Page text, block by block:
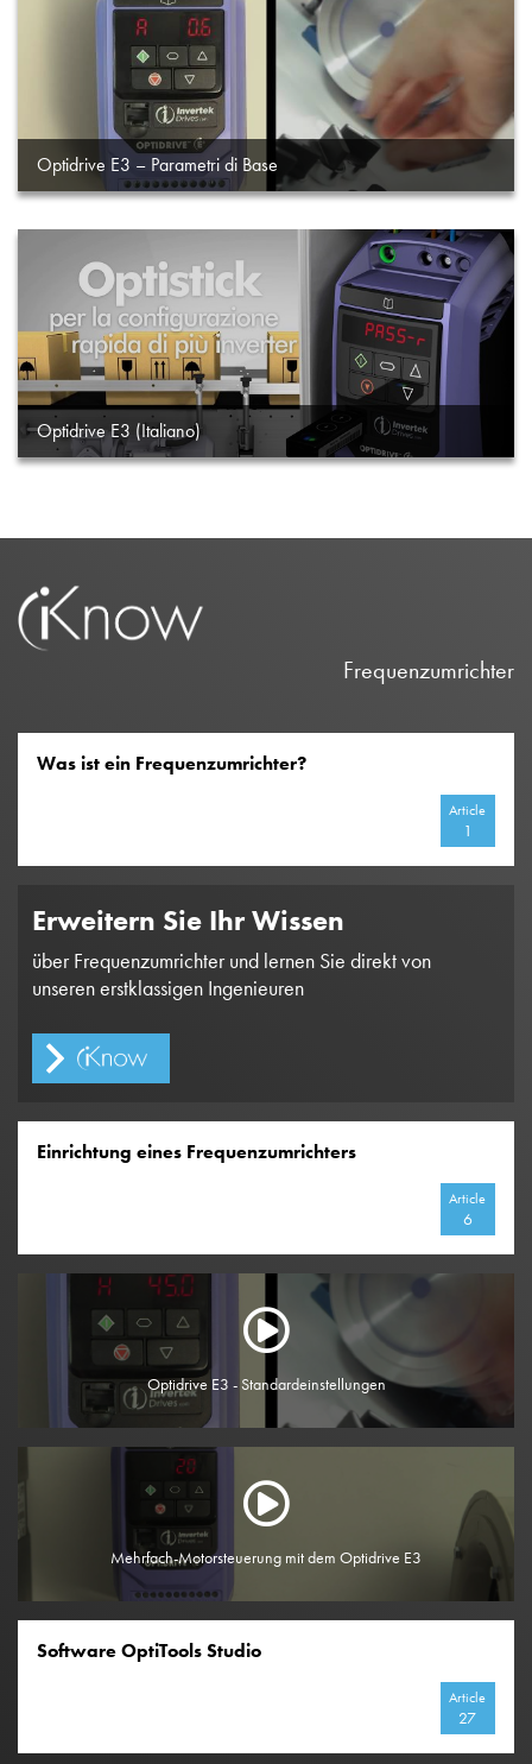
Optidrive E3 – Parametri di Base
Optidrive E3 (Italiano)
Frequenzumrichter
Was ist ein Frequenzumrichter?
Article
1
Erweitern Sie Ihr Wissen
über Frequenzumrichter und lernen Sie direkt von
unseren erstklassigen Ingenieuren
Einrichtung eines Frequenzumrichters
Article
6
Optidrive E3 - Standardeinstellungen
Mehrfach-Motorsteuerung mit dem Optidrive E3
Software OptiTools Studio
Article
27